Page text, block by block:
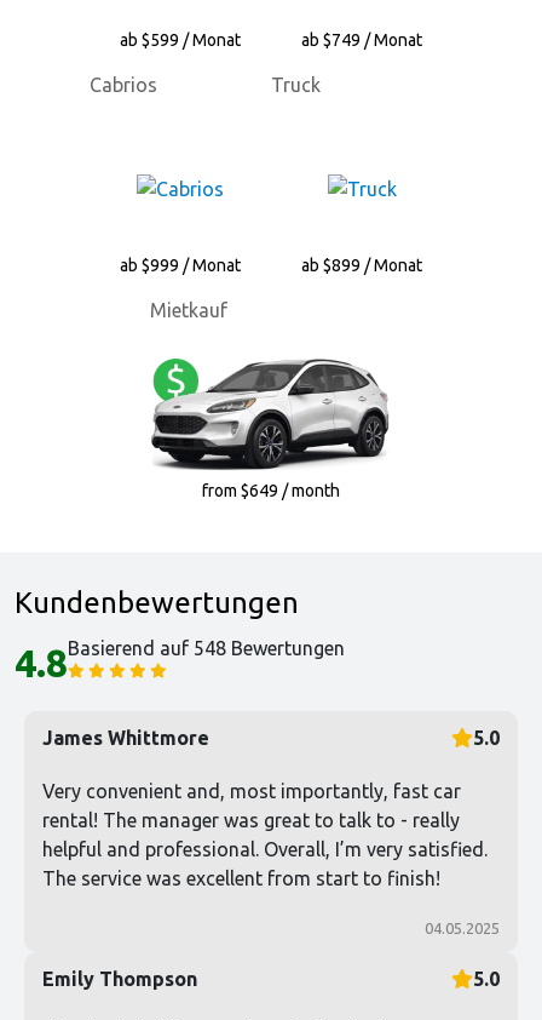
ab $599 / Monat ab $749 / Monat
Cabrios
ab $999 / Monat
Truck
ab $899 / Monat
Mietkauf
from $649 / month
Kundenbewertungen
4.8Basierend auf 548 Bewertungen
James Whittmore 5.0
Very convenient and, most importantly, fast car
rental! The manager was great to talk to - really
helpful and professional. Overall, I’m very satisfied.
The service was excellent from start to finish!
04.05.2025
Emily Thompson 5.0